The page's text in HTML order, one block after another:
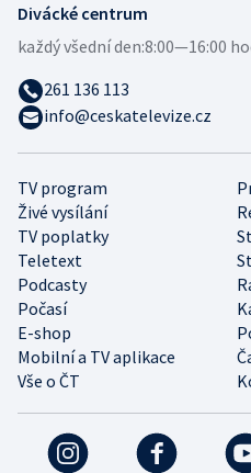
TV program
Živé vysílání
TV poplatky
Teletext
Podcasty
Počasí
E-shop
Mobilní a TV aplikace
Vše o ČT
Divácké centrum
každý všední den:8:00—16:00
261 136 113
info@ceskatelevize.cz